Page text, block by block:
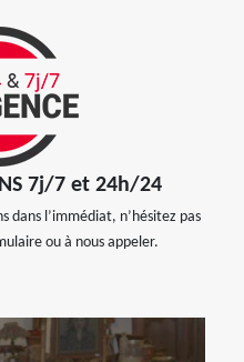
7j/7 et 24h/24
dans l’immédiat, n’hésitez pas
ou à nous appeler.